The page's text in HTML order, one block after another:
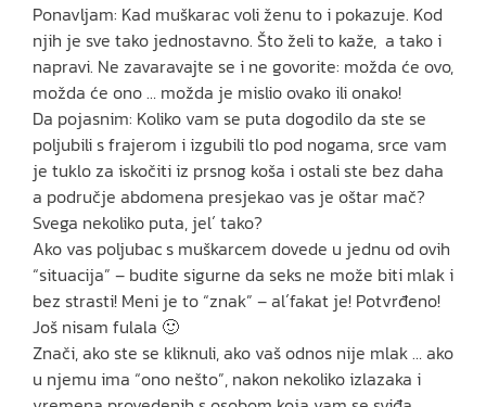
Ponavljam: Kad muškarac voli ženu to i pokazuje. Kod
njih je sve tako jednostavno. Što želi to kaže, a tako i
napravi. Ne zavaravajte se i ne govorite: možda će ovo,
možda će ono … možda je mislio ovako ili onako!
Da pojasnim: Koliko vam se puta dogodilo da ste se
poljubili s frajerom i izgubili tlo pod nogama, srce vam
je tuklo za iskočiti iz prsnog koša i ostali ste bez daha
a područje abdomena presjekao vas je oštar mač?
Svega nekoliko puta, jel´ tako?
Ako vas poljubac s muškarcem dovede u jednu od ovih
“situacija” – budite sigurne da seks ne može biti mlak i
bez strasti! Meni je to “znak” – al´fakat je! Potvrđeno!
Još nisam fulala 🙂
Znači, ako ste se kliknuli, ako vaš odnos nije mlak … ako
u njemu ima “ono nešto”, nakon nekoliko izlazaka i